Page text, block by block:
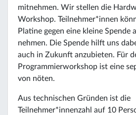
mitnehmen. Wir stellen die
Workshop. Teilnehmer*innen
Platine gegen eine kleine Spende
nehmen. Die Spende hilft uns
auch in Zukunft anzubieten. Für
Programmierworkshop ist eine
von nöten.
Aus technischen Gründen ist die
Teilnehmer*innenzahl auf 10